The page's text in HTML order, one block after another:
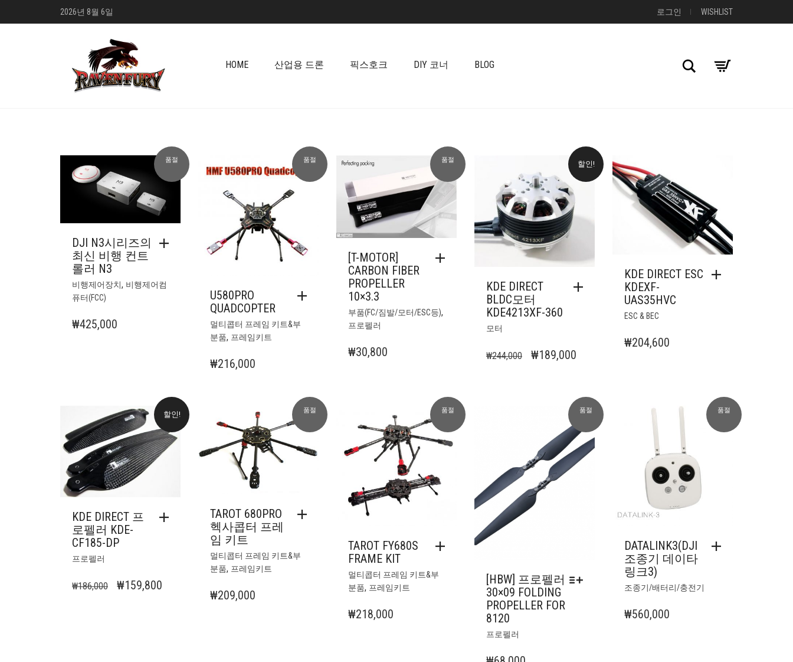
2026년 8월 6일 로그인 WISHLIST
HOME 산업용 드론 픽스호크 DIY 코너 BLOG 검색
품절
DJI N3시리즈의
최신 비행 컨트
롤러 N3
비행제어장치, 비행제어컴
퓨터(FCC)
₩425,000
품절
U580PRO
QUADCOPTER
멀티콥터 프레임 키트&부
분품, 프레임키트
₩216,000
품절
[T-MOTOR]
CARBON FIBER
PROPELLER
10×3.3
부품(FC/짐발/모터/ESC등),
프로펠러
₩30,800
할인!
KDE DIRECT
BLDC모터
KDE4213XF-360
모터
₩244,000
원
₩244,000.
₩189,000
격:
₩189,000.
KDE DIRECT ESC
KDEXF-
UAS35HVC
ESC & BEC
₩204,600
할인!
KDE DIRECT 프
로펠러 KDE-
CF185-DP
프로펠러
₩186,000
원
₩159,800
품절
TAROT 680PRO
헥사콥터 프레
임 키트
멀티콥터 프레임 키트&부
분품, 프레임키트
₩209,000
품절
TAROT FY680S
FRAME KIT
멀티콥터 프레임 키트&부
분품, 프레임키트
₩218,000
품절
[HBW] 프로펠러
30×09 FOLDING
PROPELLER FOR
8120
프로펠러
상
품절
DATALINK3(DJI
조종기 데이타
링크3)
조종기/배터리/충전기
₩560,000